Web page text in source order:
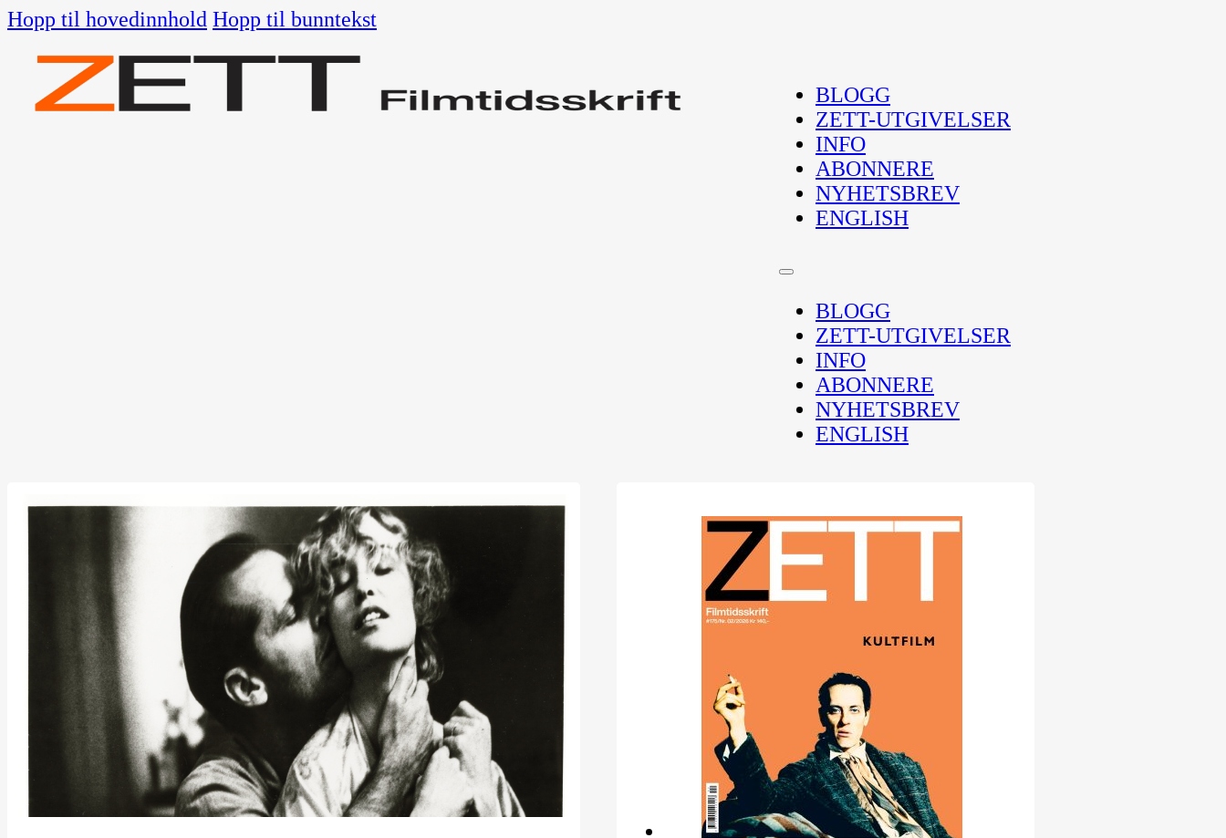
Hopp til hovedinnhold Hopp til bunntekst
BLOGG
ZETT-UTGIVELSER
INFO
ABONNERE
NYHETSBREV
ENGLISH
BLOGG
ZETT-UTGIVELSER
INFO
ABONNERE
NYHETSBREV
ENGLISH